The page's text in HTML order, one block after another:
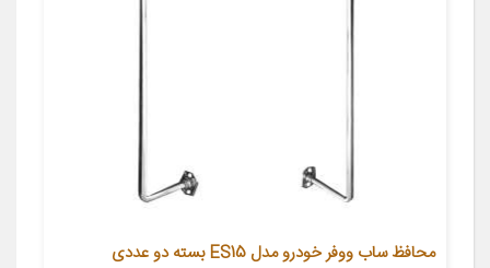
محافظ ساب ووفر خودرو مدل ES15 بسته دو عددی